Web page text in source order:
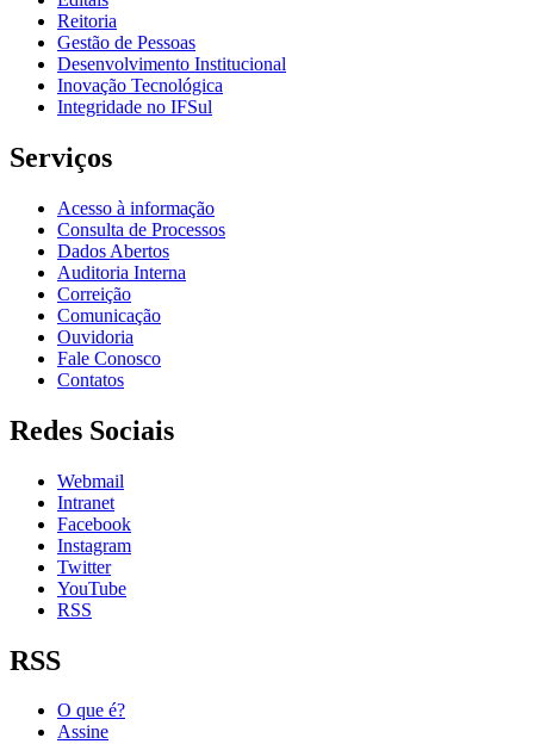
Reitoria
Gestão de Pessoas
Desenvolvimento Institucional
Inovação Tecnológica
Integridade no IFSul
Serviços
Acesso à informação
Consulta de Processos
Dados Abertos
Auditoria Interna
Correição
Comunicação
Ouvidoria
Fale Conosco
Contatos
Redes Sociais
Webmail
Intranet
Facebook
Instagram
Twitter
YouTube
RSS
RSS
O que é?
Assine